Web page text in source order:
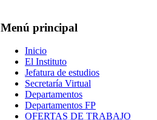
Menú principal
Inicio
El Instituto
Jefatura de estudios
Secretaría Virtual
Departamentos
Departamentos FP
OFERTAS DE TRABAJO